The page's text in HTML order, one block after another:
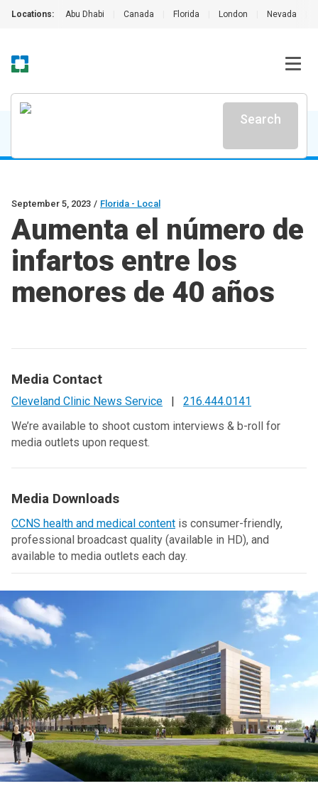
Locations: Abu Dhabi Canada Florida London Nevada
Search
September 5, 2023 / Florida - Local
Aumenta el número de
infartos entre los
menores de 40 años
Media Contact
Cleveland Clinic News Service |
216.444.0141
We’re available to shoot custom interviews & b-roll for
media outlets upon request.
Media Downloads
CCNS health and medical content is consumer-friendly,
professional broadcast quality (available in HD), and
available to media outlets each day.